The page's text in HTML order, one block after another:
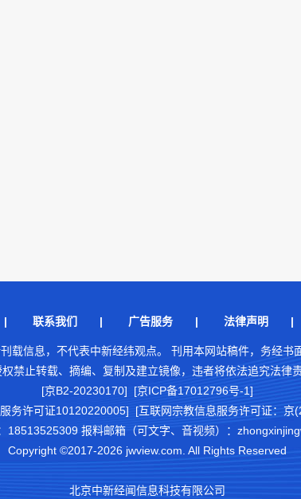
联系我们 | 广告服务| 法律声明
载信息，不代表中新经纬观点。 刊用本网站稿件，务经书
禁止转载、摘编、复制及建立镜像，违者将依法追究法律
[京B2-20230170] [京ICP备17012796号-1]
务许可证10120220005]
[互联网宗教信息服务许可证：京
18513525309 报料邮箱（可文字、音视频）：
Copyright ©2017-2026 jwview.com. All Rights Reserved
北京中新经闻信息科技有限公司